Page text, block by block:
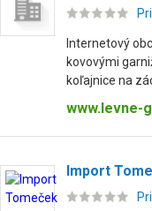
Internetový
kovovými
koľajnice na
www.levne-
Import